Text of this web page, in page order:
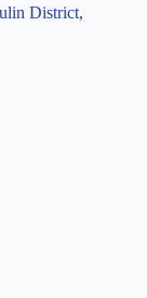
District,